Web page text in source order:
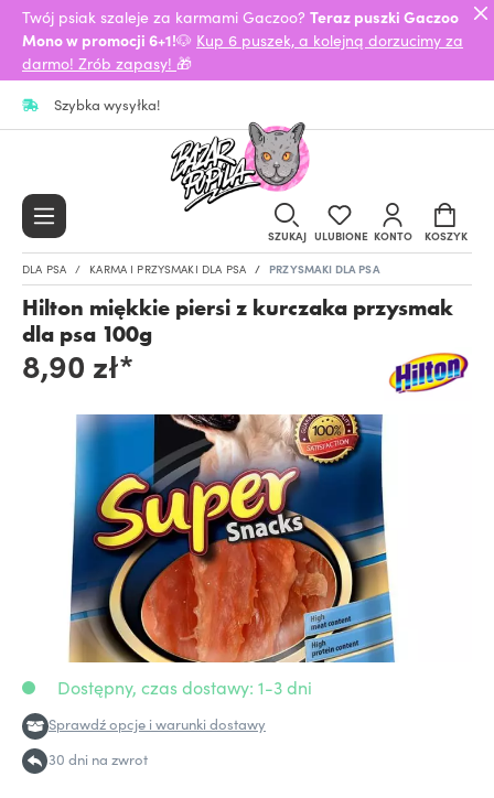
Twój psiak szaleje za karmami Gaczoo? Teraz puszki Gaczoo
Mono w promocji 6+1!🐶 Kup 6 puszek, a kolejną dorzucimy za
darmo! Zrób zapasy! 🎁
Szybka wysyłka!
SZUKAJ ULUBIONE KONTO KOSZYK
DLA PSA KARMA I PRZYSMAKI DLA PSA PRZYSMAKI DLA PSA
Hilton miękkie piersi z kurczaka przysmak
dla psa 100g
8,90 zł*
Dostępny, czas dostawy: 1-3 dni
Sprawdź opcje i warunki dostawy
30 dni na zwrot